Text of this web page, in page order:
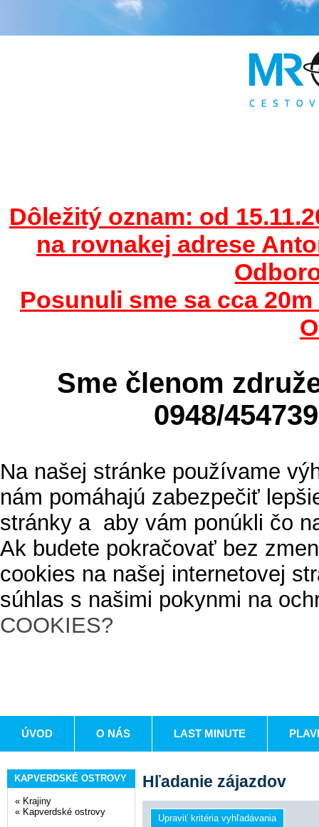
Dôležitý oznam: od
na rovnakej adrese
Posunuli sme sa cca
Sme členom
0948/
Na našej stránke používame
nám pomáhajú zabezpečiť
stránky a aby vám ponúkli čo
Ak budete pokračovať bez
cookies na našej internetovej
súhlas s našimi pokynmi na
COOKIES?
ÚVOD O NÁS LAST MINUTE
KAPVERDSKÉ OSTROVY
« Krajiny
« Kapverdské ostrovy
Hľadanie zájazdov